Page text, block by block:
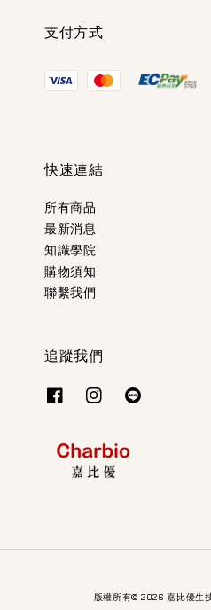
支付方式
快速連結
所有商品
最新消息
知識學院
購物須知
聯繫我們
追蹤我們
版權所有© 2026 嘉比優